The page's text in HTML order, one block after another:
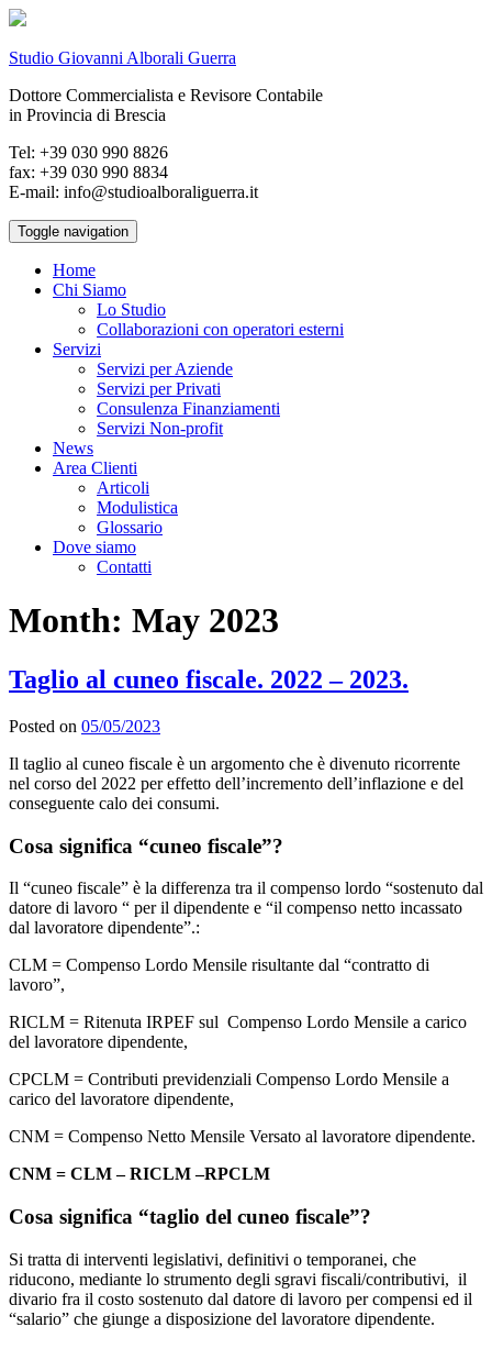
Studio Giovanni Alborali Guerra
Dottore Commercialista e Revisore Contabile
in Provincia di Brescia
Tel: +39 030 990 8826
fax: +39 030 990 8834
E-mail: info@studioalboraliguerra.it
Toggle navigation
Home
Chi Siamo
Lo Studio
Collaborazioni con operatori esterni
Servizi
Servizi per Aziende
Servizi per Privati
Consulenza Finanziamenti
Servizi Non-profit
News
Area Clienti
Articoli
Modulistica
Glossario
Dove siamo
Contatti
Month: May 2023
Taglio al cuneo fiscale. 2022 – 2023.
Posted on 05/05/2023
Il taglio al cuneo fiscale è un argomento che è divenuto ricorrente
nel corso del 2022 per effetto dell’incremento dell’inflazione e del
conseguente calo dei consumi.
Cosa significa “cuneo fiscale”?
Il “cuneo fiscale” è la differenza tra il compenso lordo “sostenuto dal
datore di lavoro “ per il dipendente e “il compenso netto incassato
dal lavoratore dipendente”.:
CLM = Compenso Lordo Mensile risultante dal “contratto di
lavoro”,
RICLM = Ritenuta IRPEF sul Compenso Lordo Mensile a carico
del lavoratore dipendente,
CPCLM = Contributi previdenziali Compenso Lordo Mensile a
carico del lavoratore dipendente,
CNM = Compenso Netto Mensile Versato al lavoratore dipendente.
CNM = CLM – RICLM –RPCLM
Cosa significa “taglio del cuneo fiscale”?
Si tratta di interventi legislativi, definitivi o temporanei, che
riducono, mediante lo strumento degli sgravi fiscali/contributivi, il
divario fra il costo sostenuto dal datore di lavoro per compensi ed il
“salario” che giunge a disposizione del lavoratore dipendente.